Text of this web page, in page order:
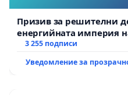
Призив за решителни
енергийната империя
3 255 подписи
Уведомление за